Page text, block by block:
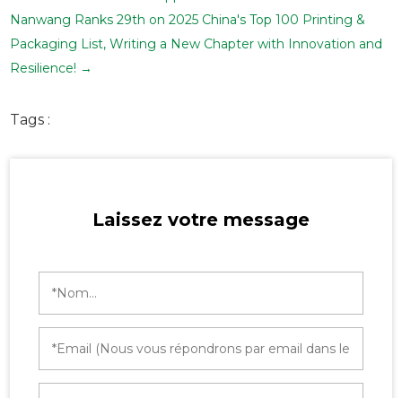
Nanwang Ranks 29th on 2025 China's Top 100 Printing &
Packaging List, Writing a New Chapter with Innovation and
Resilience! →
Tags :
Laissez votre message